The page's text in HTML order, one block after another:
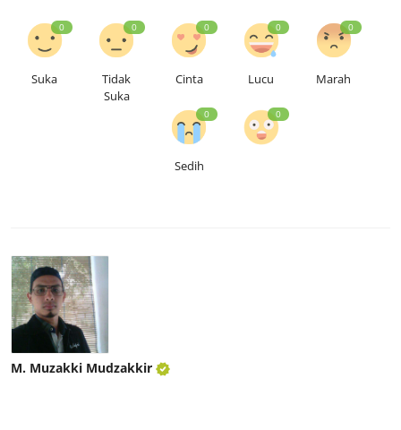
0
Suka
0
Tidak
Suka
0
Cinta
0
Lucu
0
Marah
0
Sedih
0
M. Muzakki Mudzakkir